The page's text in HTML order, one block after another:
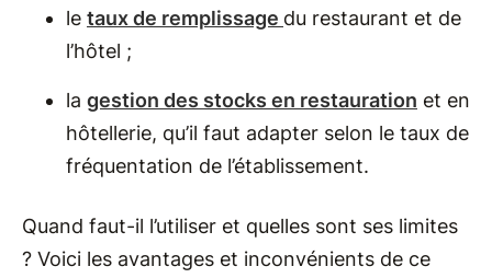
le taux de remplissage du restaurant et de
l’hôtel ;
la gestion des stocks en restauration et en
hôtellerie, qu’il faut adapter selon le taux de
fréquentation de l’établissement.
Quand faut-il l’utiliser et quelles sont ses limites
? Voici les avantages et inconvénients de ce